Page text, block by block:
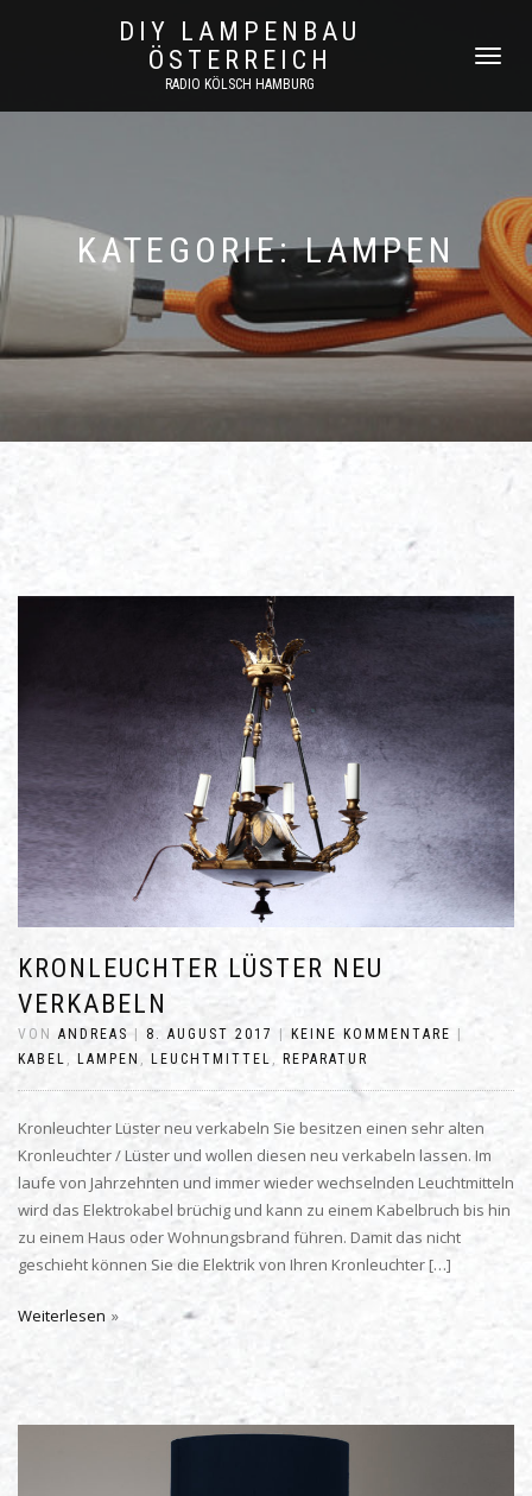
DIY LAMPENBAU
ÖSTERREICH
RADIO KÖLSCH HAMBURG
KATEGORIE:LAMPEN
KRONLEUCHTER LÜSTER NEU
VERKABELN
VON ANDREAS | 8. AUGUST 2017 | KEINE KOMMENTARE |
KABEL
LAMPEN LEUCHTMITTEL REPARATUR
Kronleuchter Lüster neu verkabeln Sie besitzen einen sehr alten
Kronleuchter / Lüster und wollen diesen neu verkabeln lassen. Im
laufe von Jahrzehnten und immer wieder wechselnden Leuchtmitteln
wird das Elektrokabel brüchig und kann zu einem Kabelbruch bis hin
zu einem Haus oder Wohnungsbrand führen. Damit das nicht
geschieht können Sie die Elektrik von Ihren Kronleuchter […]
Weiterlesen